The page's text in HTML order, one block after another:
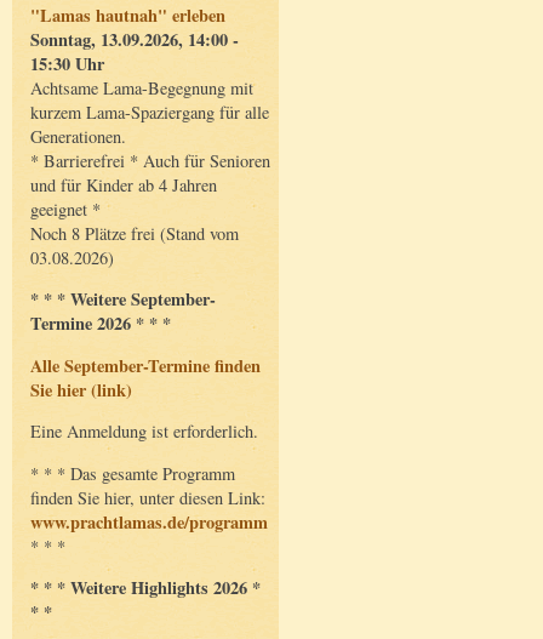
"Lamas hautnah" erleben
Sonntag, 13.09.2026, 14:00 -
15:30 Uhr
Achtsame Lama-Begegnung mit
kurzem Lama-Spaziergang für alle
Generationen.
* Barrierefrei * Auch für Senioren
und für Kinder ab 4 Jahren
geeignet *
Noch 8 Plätze frei (Stand vom
03.08.2026)
* * * Weitere September-
Termine 2026 * * *
Alle September-Termine finden
Sie hier (link)
Eine Anmeldung ist erforderlich.
* * * Das gesamte Programm
finden Sie hier, unter diesen Link:
www.prachtlamas.de/programm
* * *
* * * Weitere Highlights 2026 *
* *